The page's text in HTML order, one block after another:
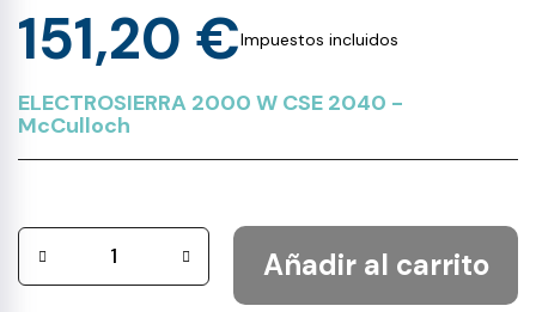
151,20 €Impuestos incluidos
ELECTROSIERRA 2000 W CSE 2040 -
McCulloch
Añadir al carrito